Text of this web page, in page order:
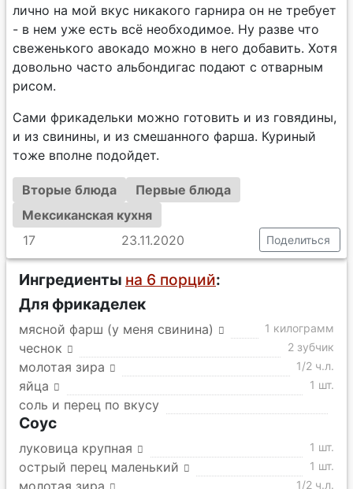
лично на мой вкус никакого гарнира он не требует
- в нем уже есть всё необходимое. Ну разве что
свеженького авокадо можно в него добавить. Хотя
довольно часто альбондигас подают с отварным
рисом.
Сами фрикадельки можно готовить и из говядины,
и из свинины, и из смешанного фарша. Куриный
тоже вполне подойдет.
Вторые блюда
Первые блюда
Мексиканская кухня
17
23.11.2020 Поделиться
Ингредиенты на 6 порций:
Для фрикаделек
мясной фарш (у меня свинина) 1 килограмм
чеснок 2 зубчик
молотая зира 1/2 ч.л.
яйца 1 шт.
соль и перец по вкусу
Соус
луковица крупная 1 шт.
острый перец маленький 1 шт.
молотая зира 1/2 ч.л.